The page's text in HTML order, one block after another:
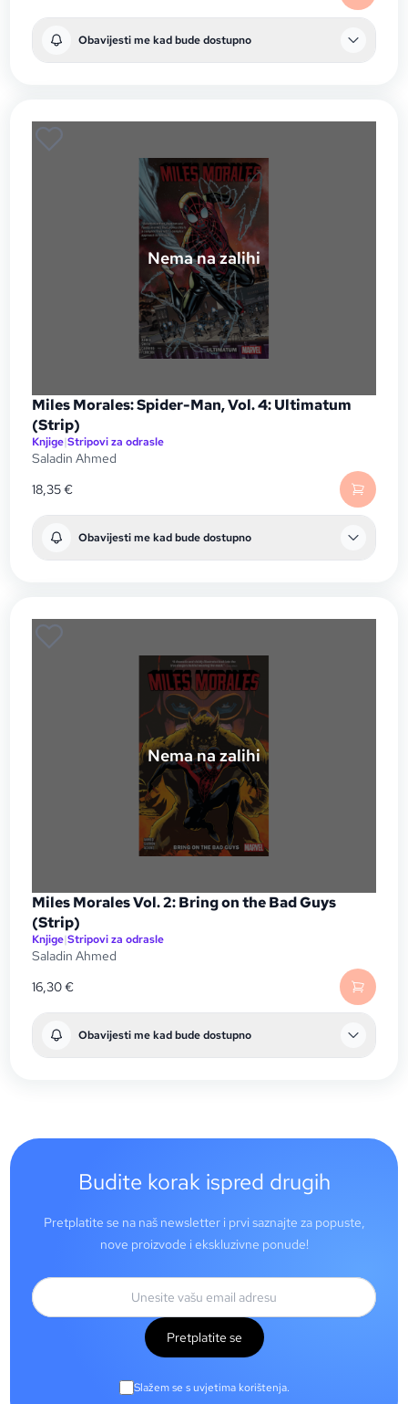
Obavijesti me kad bude dostupno
Nema na zalihi
Miles Morales: Spider-Man, Vol. 4: Ultimatum
(Strip)
Knjige|Stripovi za odrasle
Saladin Ahmed
18,35€
Obavijesti me kad bude dostupno
Nema na zalihi
Miles Morales Vol. 2: Bring on the Bad Guys
(Strip)
Knjige|Stripovi za odrasle
Saladin Ahmed
16,30€
Obavijesti me kad bude dostupno
Budite korak ispred drugih
Pretplatite se na naš newsletter i prvi saznajte za popuste,
nove proizvode i ekskluzivne ponude!
Pretplatite se
Slažem se s uvjetima korištenja.